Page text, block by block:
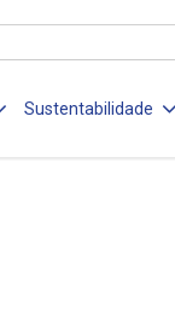
Sustentabilidade